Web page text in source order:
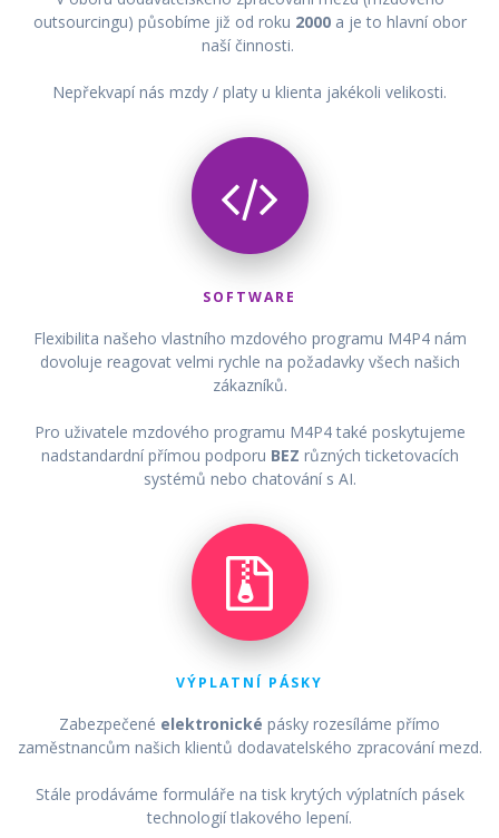
outsourcingu) působíme již od roku 2000a je to hlavní obor
naší činnosti.
Nepřekvapí nás mzdy / platy u klienta jakékoli velikosti.
SOFTWARE
Flexibilita našeho vlastního mzdového programu M4P4 nám
dovoluje reagovat velmi rychle na požadavky všech našich
zákazníků.
Pro uživatele mzdového programu M4P4 také poskytujeme
nadstandardní přímou podporu BEZ různých ticketovacích
systémů nebo chatování s AI.
VÝPLATNÍ PÁSKY
Zabezpečené elektronické pásky rozesíláme přímo
zaměstnancům našich klientů dodavatelského zpracování mezd.
Stále prodáváme formuláře na tisk krytých výplatních pásek
technologií tlakového lepení.